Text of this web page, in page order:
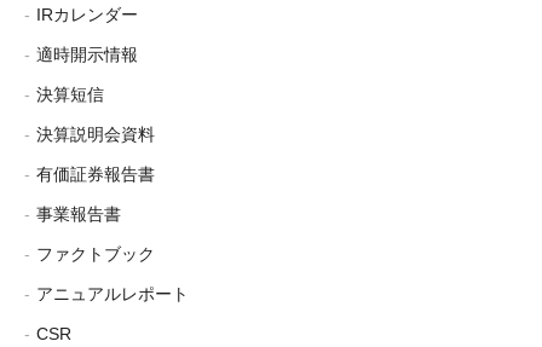
IRカレンダー
適時開示情報
決算短信
決算説明会資料
有価証券報告書
事業報告書
ファクトブック
アニュアルレポート
CSR